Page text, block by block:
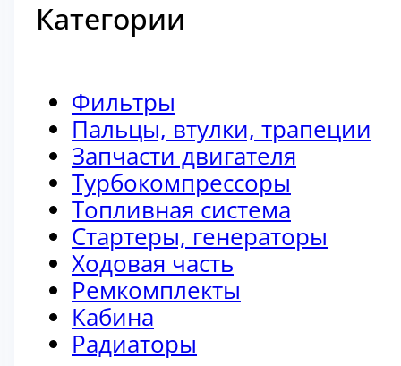
Категории
Фильтры
Пальцы, втулки, трапеции
Запчасти двигателя
Турбокомпрессоры
Топливная система
Стартеры, генераторы
Ходовая часть
Ремкомплекты
Кабина
Радиаторы